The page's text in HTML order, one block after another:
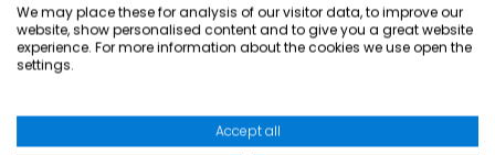
genommen werden. Der JB Turbo Trolley
ist aber auch zugleich eine Rolltasche, die
bequem auf sämtlichen Trips
mitgenommen werden kann. Das stabile
Doppel-Gestänge eignet sich
We may place these for analysis of our visitor data, to improve our
website, show personalised content and to give you a great website
experience. For more information about the cookies we use open the
settings.
Accept all